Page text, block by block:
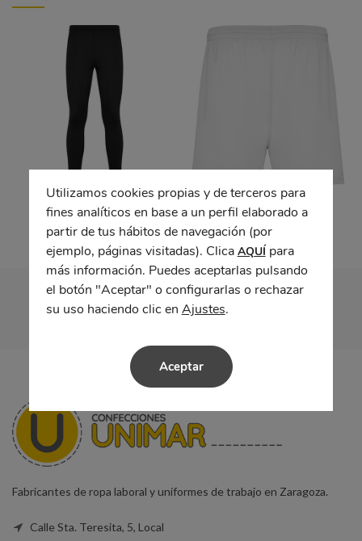
Malla BRISTOL Pantalón CALCIO
Fabricantes de ropa laboral y uniformes de trabajo en Zaragoza.
Calle Sta. Teresita, 5, Local
Utilizamos cookies propias y de terceros para
fines analíticos en base a un perfil elaborado a
partir de tus hábitos de navegación (por
ejemplo, páginas visitadas). Clica AQUÍpara
más información. Puedes aceptarlas pulsando
el botón "Aceptar" o configurarlas o rechazar
su uso haciendo clic en Ajustes.
Aceptar